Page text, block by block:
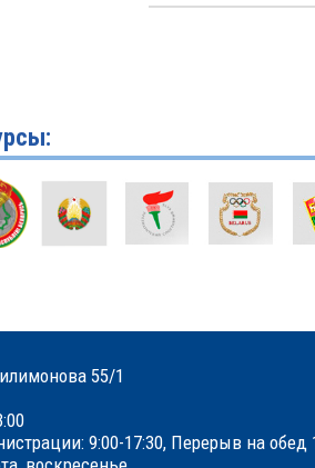
55/1
9:00-17:30, Перерыв на обед